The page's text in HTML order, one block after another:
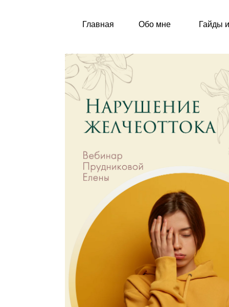
Главная Обо мне Гайды